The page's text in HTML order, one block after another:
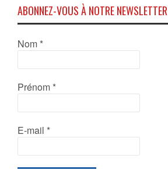
ABONNEZ-VOUS À NOTRE NEWSLETTER
Nom *
Prénom *
E-mail *